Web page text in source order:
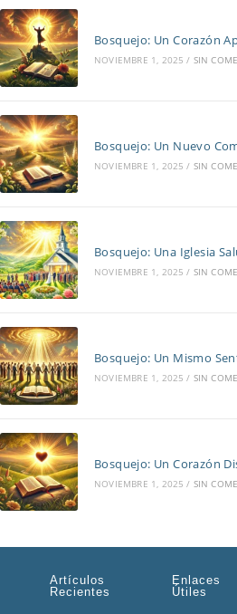
Bosquejo: Un Corazón
NOVIEMBRE 1, 2025 / SIN
Bosquejo: Un Nuevo
NOVIEMBRE 1, 2025 / SIN
Bosquejo: Una Iglesia
NOVIEMBRE 1, 2025 / SIN
Bosquejo: Un Mismo
NOVIEMBRE 1, 2025 / SIN
Bosquejo: Un Corazón
NOVIEMBRE 1, 2025 / SIN
Artículos
Recientes
Enlaces
Útiles